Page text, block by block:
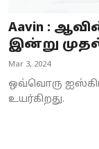
Aavin :
இன்று
Mar 3, 2024
ஒவ்வொரு
உயர்கிறது.